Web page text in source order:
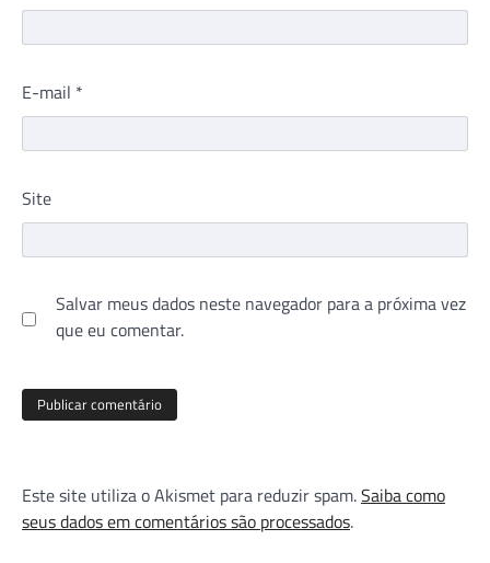
E-mail *
Site
Salvar meus dados neste navegador para a próxima vez
que eu comentar.
Este site utiliza o Akismet para reduzir spam.Saiba como
seus dados em comentários são processados.